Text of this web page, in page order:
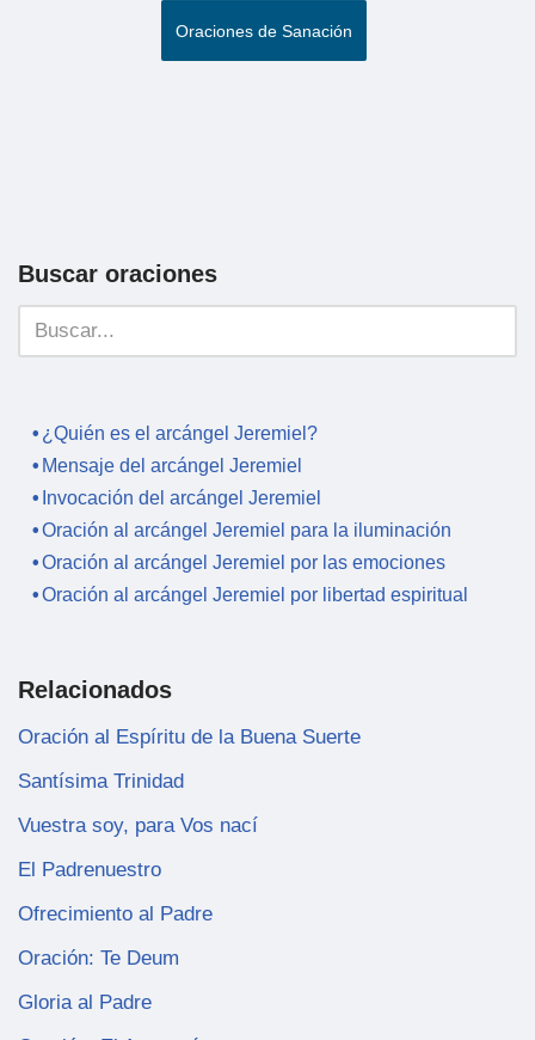
Oraciones de Sanación
Buscar oraciones
¿Quién es el arcángel Jeremiel?
Mensaje del arcángel Jeremiel
Invocación del arcángel Jeremiel
Oración al arcángel Jeremiel para la iluminación
Oración al arcángel Jeremiel por las emociones
Oración al arcángel Jeremiel por libertad espiritual
Relacionados
Oración al Espíritu de la Buena Suerte
Santísima Trinidad
Vuestra soy, para Vos nací
El Padrenuestro
Ofrecimiento al Padre
Oración: Te Deum
Gloria al Padre